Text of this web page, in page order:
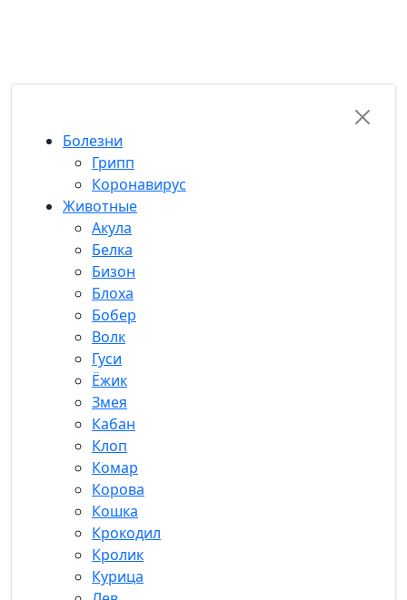
Болезни
Грипп
Коронавирус
Животные
Акула
Белка
Бизон
Блоха
Бобер
Волк
Гуси
Ёжик
Змея
Кабан
Клоп
Комар
Корова
Кошка
Крокодил
Кролик
Курица